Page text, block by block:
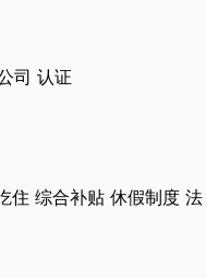
司 认证
住 综合补贴 休假制度 法